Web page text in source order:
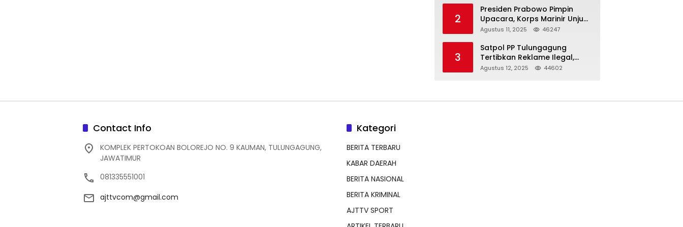
2
Presiden Prabowo Pimpin
Upacara, Korps Marinir Unjuk
Kekuatan dan Resmikan
Agustus 11, 2025 46247
3
Satpol PP Tulungagung
Tertibkan Reklame Ilegal,
Wujudkan Kota yang Rapi
Agustus 12, 2025 44602
Contact Info
KOMPLEK PERTOKOAN BOLOREJO NO. 9 KAUMAN, TULUNGAGUNG,
JAWATIMUR
081335551001
ajttvcom@gmail.com
Kategori
BERITA TERBARU
KABAR DAERAH
BERITA NASIONAL
BERITA KRIMINAL
AJTTV SPORT